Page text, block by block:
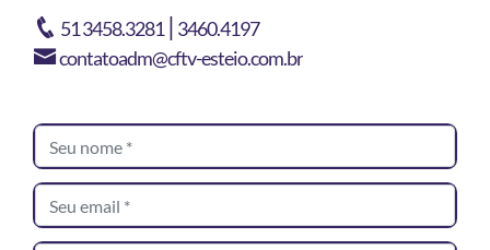
51 3458.3281 | 3460.4197
contatoadm@cftv-esteio.com.br